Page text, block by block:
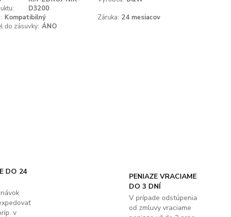
D3200
Kompatibilný Záruka: 24 mesiacov
do zásuvky: ÁNO
DO 24
v
PENIAZE VRACIAME
DO 3 DNÍ
V prípade odstúpenia
od zmluvy vraciame